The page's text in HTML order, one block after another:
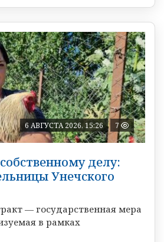
6 АВГУСТА 2026, 15:26 7
делу:
Унечского
— государственная мера
в рамках